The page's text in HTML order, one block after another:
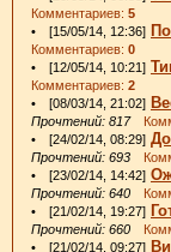
Комментариев: 5
• [15/05/14, 12:36]
Комментариев: 0
• [12/05/14, 10:21]
Комментариев: 2
• [08/03/14, 21:02]
Прочтений: 817
• [24/02/14, 08:29]
Прочтений: 693
• [23/02/14, 14:42]
Прочтений: 640
• [21/02/14, 19:27]
Прочтений: 660
• [21/02/14, 09:27]